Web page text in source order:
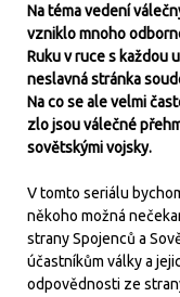
Na téma vedení
vzniklo mnoho
Ruku v ruce s každou
neslavná stránka
Na co se ale velmi
zlo jsou válečné
sovětskými vojsky.
V tomto seriálu
někoho možná
strany Spojenců a
účastníkům války a
odpovědnosti ze